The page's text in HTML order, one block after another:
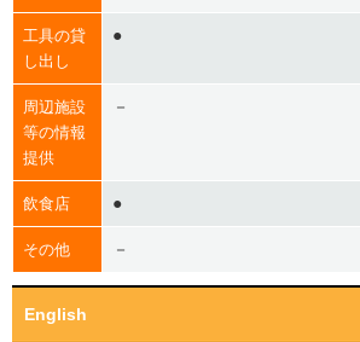
工具の貸
し出し
●
周辺施設
等の情報
提供
－
飲食店 ●
その他 －
English